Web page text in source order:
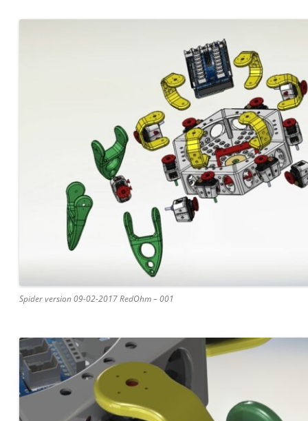
Spider version 09-02-2017 RedOhm – 001